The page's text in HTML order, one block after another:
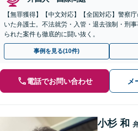
【無罪獲得】【中文対応】【全国対応】警察
いた弁護士。不法就労・入管・退去強制・刑
られた案件も徹底的に闘い抜く。
事例を見る(10件)
電話でお問い合わせ メ
小杉 和